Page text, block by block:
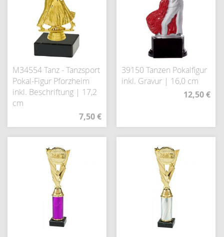
M34554 Tanz - Tanzsport
Pokal-Figur Pforzheim
inkl. Beschriftung | 17,2
cm
7,50 €
39150 Tanzen Pokalfigur
inkl. Gravur | 16,0 cm
12,50 €